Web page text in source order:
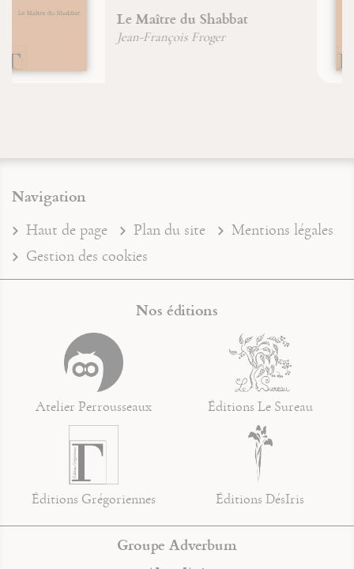
Pétrir la pierre
David-Maria Turoldo
Navigation
Haut de page Plan du site
Mentions légales
Gestion des cookies
Nos éditions
Atelier Perrousseaux Éditions Le Sureau
Éditions Grégoriennes Éditions DésIris
Groupe Adverbum